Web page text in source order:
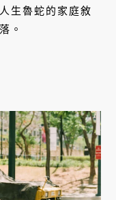
生魯蛇的家庭敘
。